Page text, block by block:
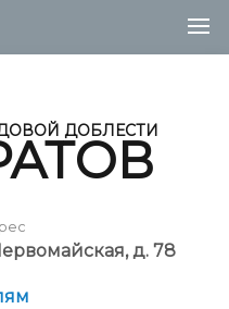
ДОБЛЕСТИ
д. 78